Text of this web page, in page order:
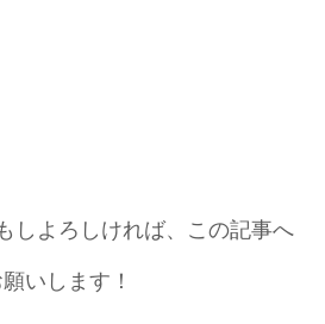
しよろしければ、この記事へ
いします！